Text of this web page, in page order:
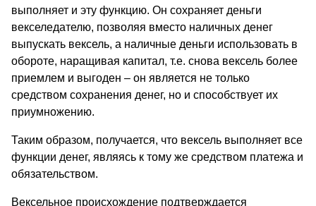
выполняет и эту функцию. Он сохраняет деньги
векселедателю, позволяя вместо наличных денег
выпускать вексель, а наличные деньги использовать в
обороте, наращивая капитал, т.е. снова вексель более
приемлем и выгоден – он является не только
средством сохранения денег, но и способствует их
приумножению.
Таким образом, получается, что вексель выполняет все
функции денег, являясь к тому же средством платежа и
обязательством.
Вексельное происхождение подтверждается